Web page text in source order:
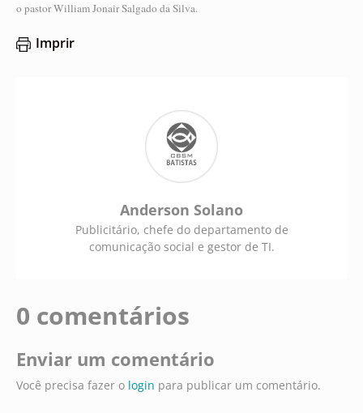
o pastor William Jonair Salgado da Silva.
Imprir
Publicitário, chefe do departamento de
comunicação social e gestor de TI.
Anderson Solano
0 comentários
Enviar um comentário
Você precisa fazer o login para publicar um comentário.